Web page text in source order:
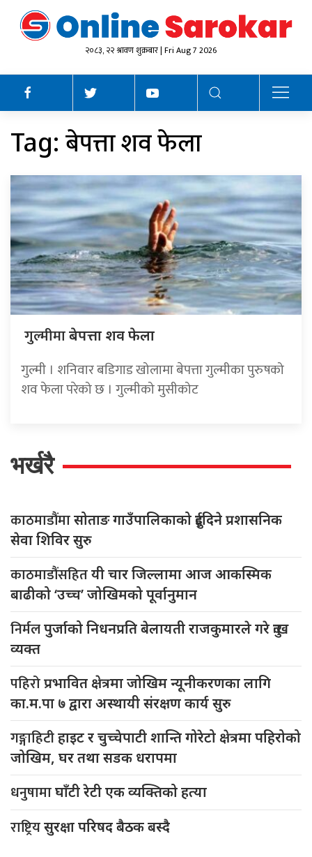
२०८३, २२ श्रावण शुक्रबार | Fri Aug 7 2026
Tag: बेपत्ता शव फेला
गुल्मीमाबेपत्ता शव फेला
गुल्मी । शनिवार बडिगाड खोलामा बेपत्ता गुल्मीका पुरुषको
शव फेला परेको छ । गुल्मीको मुसीकोट
भर्खरै
काठमाडौंमासोताङ गाउँपालिकाको दुईदिने प्रशासनिक
सेवा शिविर सुरु
काठमाडौंसहितयी चार जिल्लामा आज आकस्मिक
बाढीको ‘उच्च’ जोखिमको पूर्वानुमान
निर्मलपुर्जाको निधनप्रति बेलायती राजकुमारले गरे दुःख
व्यक्त
पहिरोप्रभावित क्षेत्रमा जोखिम न्यूनीकरणका लागि
का.म.पा ७ द्वारा अस्थायी संरक्षण कार्य सुरु
गङ्गाहिटीहाइट र चुच्चेपाटी शान्ति गोरेटो क्षेत्रमा पहिरोको
जोखिम, घर तथा सडक धरापमा
धनुषामाघाँटी रेटी एक व्यक्तिको हत्या
राष्ट्रियसुरक्षा परिषद बैठक बस्दै